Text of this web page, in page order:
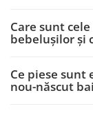
Care sunt
bebelușilor și
Ce piese
nou-născut